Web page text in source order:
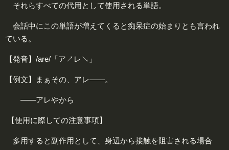
それらすべての代用として使用される単語。
会話中にこの単語が増えてくると痴呆症の始まりとも言われ
ている。
【発音】/are/「ア↗レ↘」
【例文】まぁその、アレ――。
――アレやから
【使用に際しての注意事項】
多用すると副作用として、身辺から接触を阻害される場合